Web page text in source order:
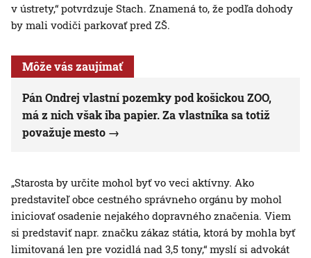
v ústrety,“ potvrdzuje Stach. Znamená to, že podľa dohody
by mali vodiči parkovať pred ZŠ.
Môže vás zaujímať
Pán Ondrej vlastní pozemky pod košickou ZOO,
má z nich však iba papier. Za vlastníka sa totiž
považuje mesto
„Starosta by určite mohol byť vo veci aktívny. Ako
predstaviteľ obce cestného správneho orgánu by mohol
iniciovať osadenie nejakého dopravného značenia. Viem
si predstaviť napr. značku zákaz státia, ktorá by mohla byť
limitovaná len pre vozidlá nad 3,5 tony,“ myslí si advokát